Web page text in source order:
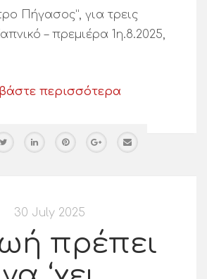
Πήγασος”, για τρεις
– πρεμιέρα 1η.8.2025,
περισσότερα
30 July 2025
πρέπει